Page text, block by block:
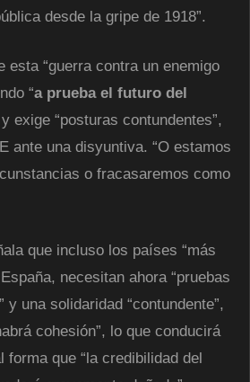
desde la gripe de 1918”.
esta “guerra contra un enemigo
“a prueba el futuro del
y exige “posturas contundentes”,
ante una disyuntiva. “O estamos
o fracasaremos como
que incluso los países “más
necesitan ahora “pruebas
y una solidaridad “contundente”,
cohesión”, lo que conducirá
forma que “la credibilidad del